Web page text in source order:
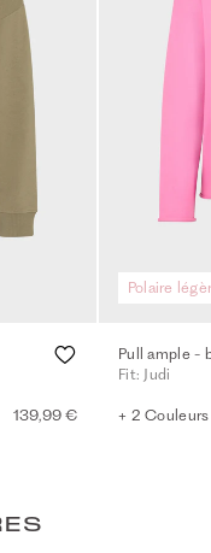
139,99 €
Polaire
Pull ample -
Fit: Judi
+ 2 Couleurs